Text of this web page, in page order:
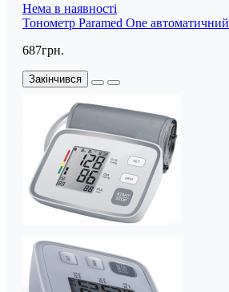
Нема в наявності
Тонометр Paramed One автоматичний
687грн.
Закінчився